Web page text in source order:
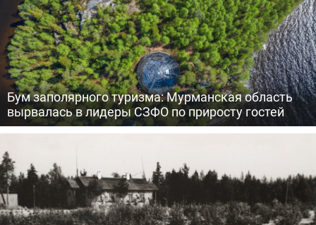
Бум заполярного туризма: Мурманская область
вырвалась в лидеры СЗФО по приросту гостей